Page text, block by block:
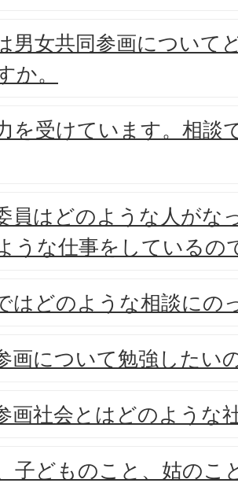
男女共同参画について
か。
を受けています。相談
員はどのような人がな
うな仕事をしているの
はどのような相談にの
画について勉強したい
画社会とはどのような
子どものこと、姑のこ